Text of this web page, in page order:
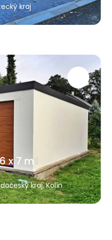
kraj
x 7 m
kraj, Kolín